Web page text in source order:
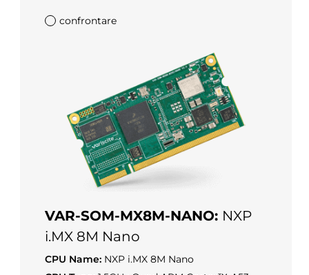
confrontare
VAR-SOM-MX8M-NANO: NXP
i.MX 8M Nano
CPU Name: NXP i.MX 8M Nano